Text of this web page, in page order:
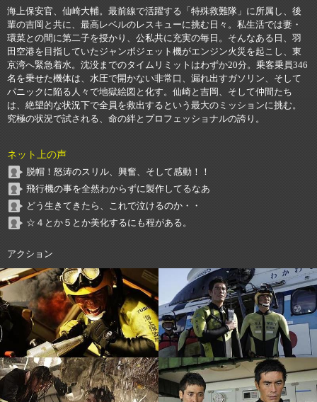
海上保安官、仙崎大輔。最前線で活躍する「特殊救難隊」に所属し、後
輩の吉岡と共に、最高レベルのレスキューに挑む日々。私生活では妻・
環菜との間に第二子を授かり、公私共に充実の毎日。そんなある日、羽
田空港を目指していたジャンボジェット機がエンジン火災を起こし、東
京湾へ緊急着水。沈没までのタイムリミットはわずか20分。乗客乗員346
名を乗せた機体は、水圧で開かない非常口、漏れ出すガソリン、そして
パニックに陥る人々で地獄絵図と化す。仙崎と吉岡、そして仲間たち
は、絶望的な状況下で全員を救出するという最大のミッションに挑む。
究極の状況で試される、命の絆とプロフェッショナルの誇り。
ネット上の声
脱帽！怒涛のスリル、興奮、そして感動！！
飛行機の事を全然わからずに製作してるなあ
どう生きてきたら、これで泣けるのか・・
☆４とか５とか美化するにも程がある。
アクション